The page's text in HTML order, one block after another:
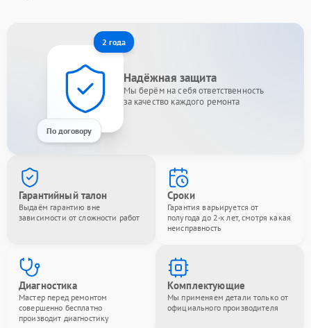
2 года
По договору
Надёжная защита
Мы берём на себя ответственность
за качество каждого ремонта
Гарантийный талон
Выдаём гарантию вне
зависимости от сложности работ
Сроки
Гарантия варьируется от
полугода до 2-х лет, смотря какая
неисправность
Диагностика
Мастер перед ремонтом
совершенно бесплатно
производит диагностику
Комплектующие
Мы применяем детали только от
официального производителя